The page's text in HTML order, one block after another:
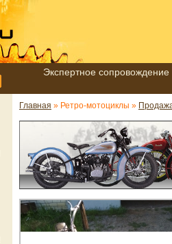
Экспертное
Главная » Ретро-мотоциклы »